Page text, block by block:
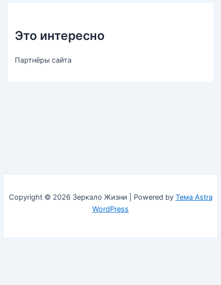
Это интересно
Партнёры сайта
Copyright © 2026 Зеркало Жизни | Powered by Тема Astra
WordPress